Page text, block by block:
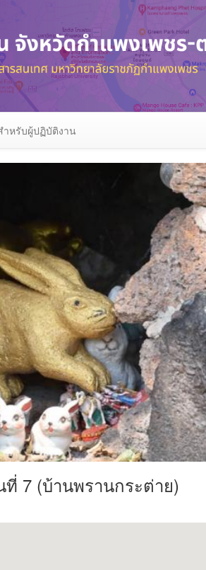
ำหรับผู้ปฏิบัติงาน
ที่ 7 (บ้านพรานกระต่าย)